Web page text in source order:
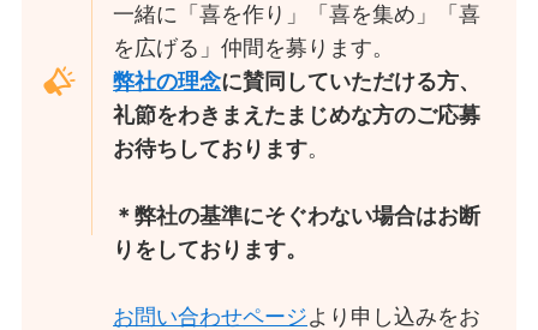
一緒に「喜を作り」「喜を集め」「喜
を広げる」仲間を募ります。
弊社の理念に賛同していただける方、
礼節をわきまえたまじめな方のご応募
お待ちしております。
＊弊社の基準にそぐわない場合はお断
りをしております。
お問い合わせページより申し込みをお